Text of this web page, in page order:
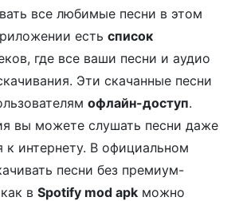
все любимые песни в этом
есть список
где все ваши песни и аудио
Эти скачанные песни
офлайн-доступ.
вы можете слушать песни даже
к интернету. В официальном
песни без премиум-
в Spotify mod apk можно